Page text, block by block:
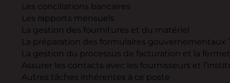
Les conciliations bancaires
Les rapports mensuels
La gestion des fournitures et du matériel
La préparation des formulaires gouvernementaux
La gestion du processus de facturation et la
Assurer les contacts avec les fournisseurs et
Autres tâches inhérentes à ce poste